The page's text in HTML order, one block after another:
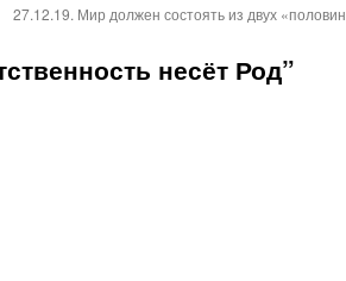
27.12.19. Мир должен состоять из двух
несёт Род”